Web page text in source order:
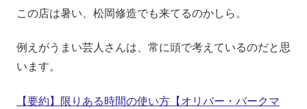
この店は暑い、松岡修造でも来てるのかしら。
例えがうまい芸人さんは、常に頭で考えているのだと思
います。
【要約】限りある時間の使い方【オリバー・バークマ